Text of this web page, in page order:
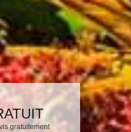
gratuitement